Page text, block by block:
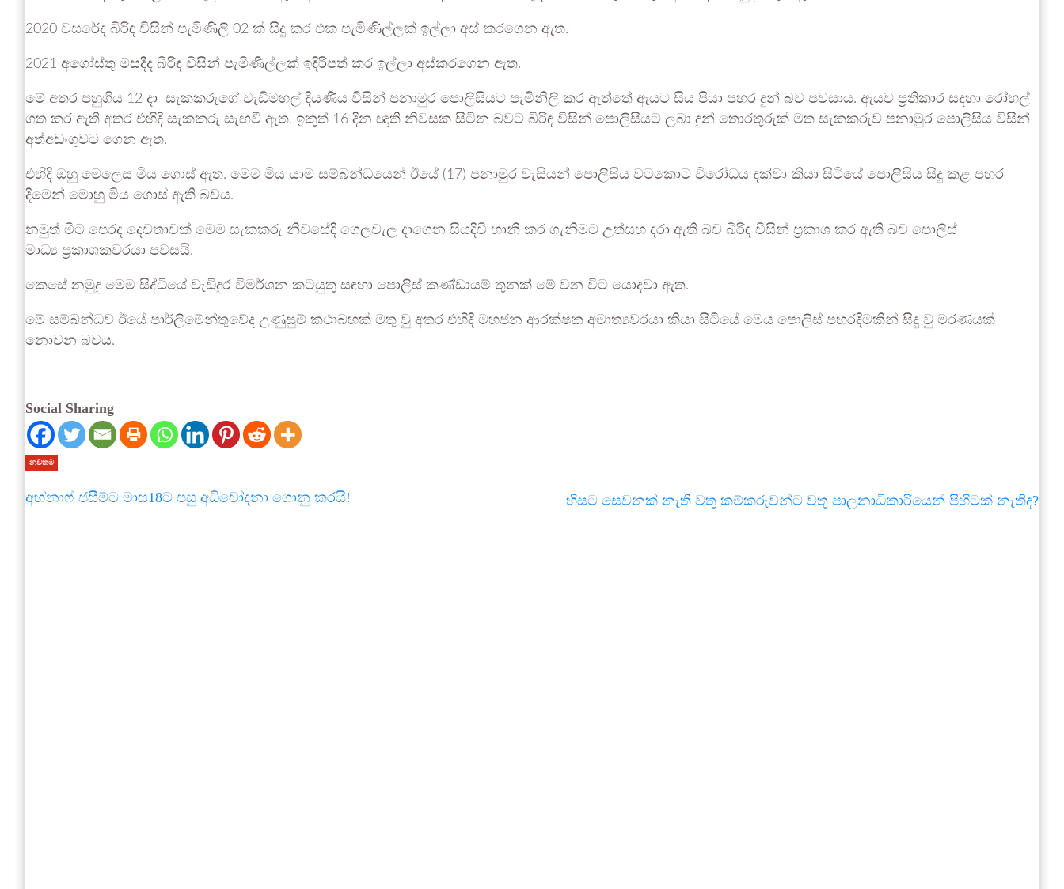
2020 වසරේද බිරිඳ විසින් පැමිණිලි 02 ක් සිදු කර එක පැමිණිල්ලක් ඉල්ලා අස් කරගෙන ඇත.
2021 අගෝස්තු මසදීද බිරිඳ විසින් පැමිණිල්ලක් ඉදිරිපත් කර ඉල්ලා අස්කරගෙන ඇත.
මේ අතර පහුගිය 12 දා සැකකරුගේ වැඩිමහල් දියණිය විසින් පනාමුර පොලිසියට පැමිනිලි කර ඇත්තේ ඇයට සිය පියා පහර දුන් බව පවසාය. ඇයව ප්‍රතිකාර සඳහා රෝහල්
ගත කර ඇති අතර එහිදි සැකකරු සැඟවී ඇත. ඉකුත් 16 දින ඥාති නිවසක සිටින බවට බිරිඳ විසින් පොලිසියට ලබා දුන් තොරතුරුක් මත සැකකරුව පනාමුර පොලිසිය විසින්
අත්අඩංගුවට ගෙන ඇත.
එහිදි ඔහු මෙලෙස මිය ගොස් ඇත. මෙම මිය යාම සම්බන්ධයෙන් ඊයේ (17) පනාමුර වැසියන් පොලිසිය වටකොට විරෝධය දක්වා කියා සිටියේ පොලිසිය සිදු කළ පහර
දිමෙන් මොහු මිය ගොස් ඇති බවය.
නමුත් මීට පෙරද දෙවතාවක් මෙම සැකකරු නිවසේදි ගෙලවැල දාගෙන සියදිවි හානි කර ගැනිමට උත්සහ දරා ඇති බව බිරිඳ විසින් ප්‍රකාශ කර ඇති බව පොලිස්
මාධ්‍ය ප්‍රකාශකවරයා පවසයි.
කෙසේ නමුදු මෙම සිද්ධියේ වැඩිදුර විමර්ශන කටයුතු සඳහා පොලිස් කණ්ඩායම් තුනක් මේ වන විට යොදවා ඇත.
මේ සම්බන්ධව ඊයේ පාර්ලිමේන්තුවේද උණුසුම් කථාබහක් මතු වු අතර එහිදි මහජන ආරක්ෂක අමාත්‍යවරයා කියා සිටියේ මෙය පොලිස් පහරදිමකින් සිදු වු මරණයක්
නොවන බවය.
Social Sharing
නවතම
අහ්නාෆ් ජසීම්ට මාස18ට පසු අධිචෝදනා ගොනු කරයි! හිසට සෙවනක් නැති වතු කම්කරුවන්ට වතු පාලනාධිකාරියෙන් පිහිටක් නැතිද?